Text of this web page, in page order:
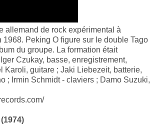
allemand de rock expérimental à
1968. Peking O figure sur le double Tago
du groupe. La formation était
Czukay, basse, enregistrement,
Karoli, guitare ; Jaki Liebezeit, batterie,
; Irmin Schmidt - claviers ; Damo Suzuki,